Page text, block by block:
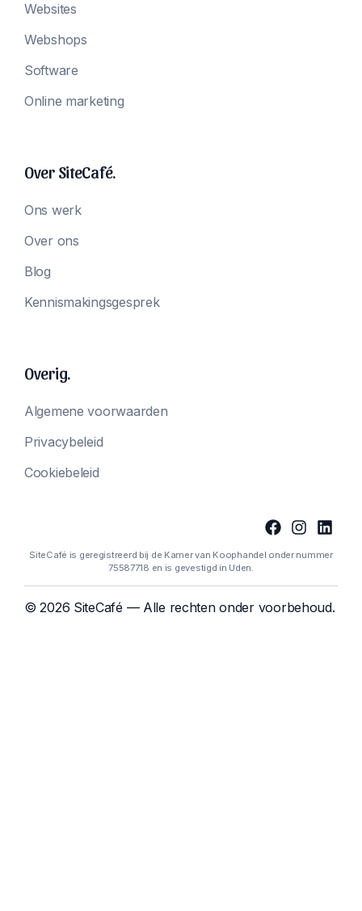
Websites
Webshops
Software
Online marketing
Over SiteCafé.
Ons werk
Over ons
Blog
Kennismakingsgesprek
Overig.
Algemene voorwaarden
Privacybeleid
Cookiebeleid
SiteCafé is geregistreerd bij de Kamer van Koophandel onder nummer
75587718 en is gevestigd in Uden.
© 2026 SiteCafé — Alle rechten onder voorbehoud.